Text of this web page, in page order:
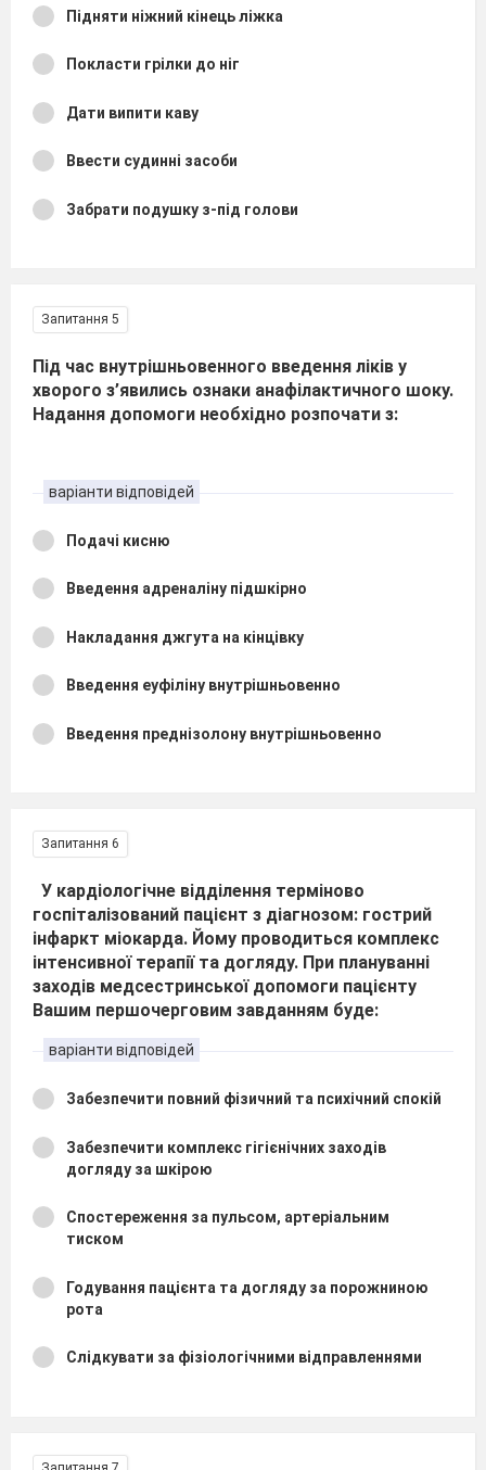
Підняти ніжний кінець ліжка
Покласти грілки до ніг
Дати випити каву
Ввести судинні засоби
Забрати подушку з-під голови
Запитання 5
Під час внутрішньовенного введення ліків у
хворого з’явились ознаки анафілактичного шоку.
Надання допомоги необхідно розпочати з:
варіанти відповідей
Подачі кисню
Введення адреналіну підшкірно
Накладання джгута на кінцівку
Введення еуфіліну внутрішньовенно
Введення преднізолону внутрішньовенно
Запитання 6
У кардіологічне відділення терміново
госпіталізований пацієнт з діагнозом: гострий
інфаркт міокарда. Йому проводиться комплекс
інтенсивної терапії та догляду. При плануванні
заходів медсестринської допомоги пацієнту
Вашим першочерговим завданням буде:
варіанти відповідей
Забезпечити повний фізичний та психічний спокій
Забезпечити комплекс гігієнічних заходів
догляду за шкірою
Спостереження за пульсом, артеріальним
тиском
Годування пацієнта та догляду за порожниною
рота
Слідкувати за фізіологічними відправленнями